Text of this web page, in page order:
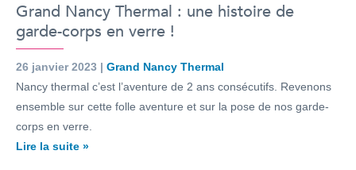
Grand Nancy Thermal : une histoire de
garde-corps en verre !
26 janvier 2023 | Grand Nancy Thermal
Nancy thermal c’est l’aventure de 2 ans consécutifs. Revenons
ensemble sur cette folle aventure et sur la pose de nos garde-
corps en verre.
Lire la suite »